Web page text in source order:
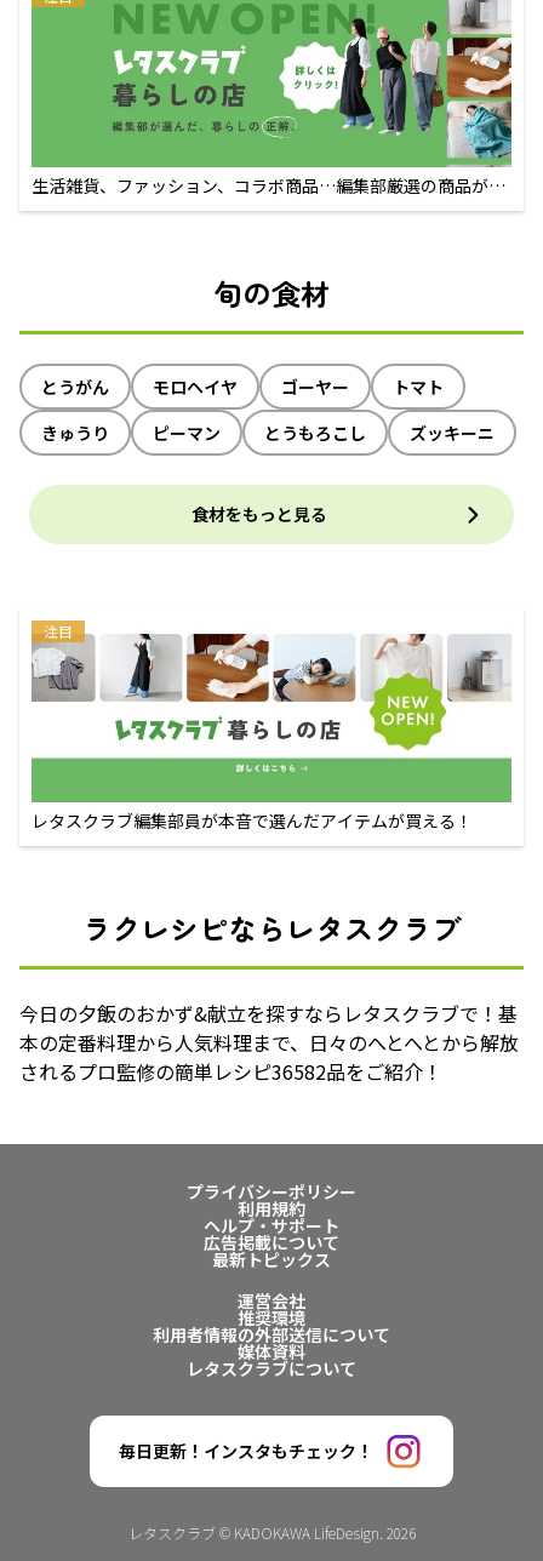
生活雑貨、ファッション、コラボ商品…編集部厳選の商品が買
えるECサイト
旬の食材
とうがん モロヘイヤ ゴーヤー
トマト
きゅうり
ピーマン とうもろこし ズッキーニ
食材をもっと見る
注目
レタスクラブ編集部員が本音で選んだアイテムが買える！
ラクレシピならレタスクラブ
今日の夕飯のおかず&献立を探すならレタスクラブで！基
本の定番料理から人気料理まで、日々のへとへとから解放
されるプロ監修の簡単レシピ36582品をご紹介！
プライバシーポリシー
利用規約
ヘルプ・サポート
広告掲載について
最新トピックス
運営会社
推奨環境
利用者情報の外部送信について
媒体資料
レタスクラブについて
毎日更新！インスタもチェック！
レタスクラブ © KADOKAWA LifeDesign. 2026